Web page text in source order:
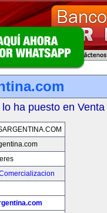
ha puesto en Venta